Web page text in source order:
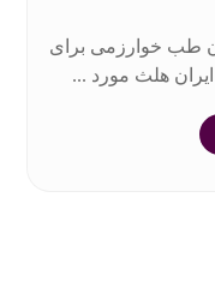
طب خوارزمی برای
ایران هلث مورد ...